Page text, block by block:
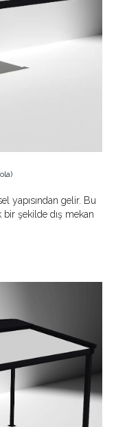
)
yapısından gelir. Bu
bir şekilde dış mekan